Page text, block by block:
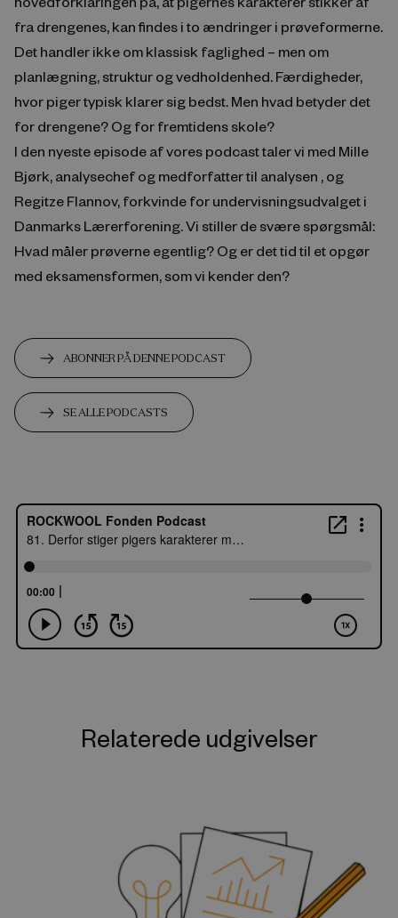
fra drengenes, kan findes i to ændringer i prøveformerne.
Det handler ikke om klassisk faglighed – men om
planlægning, struktur og vedholdenhed. Færdigheder,
hvor piger typisk klarer sig bedst. Men hvad betyder det
for drengene? Og for fremtidens skole?
I den nyeste episode af vores podcast taler vi med Mille
Bjørk, analysechef og medforfatter til analysen , og
Regitze Flannov, forkvinde for undervisningsudvalget i
Danmarks Lærerforening. Vi stiller de svære spørgsmål:
Hvad måler prøverne egentlig? Og er det tid til et opgør
med eksamensformen, som vi kender den?
ABONNER PÅ DENNE PODCAST
SE ALLE PODCASTS
Relaterede udgivelser